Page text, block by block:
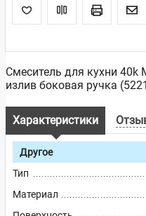
Смеситель для кухни 40k
излив боковая ручка
Характеристики
Другое
Тип
Материал